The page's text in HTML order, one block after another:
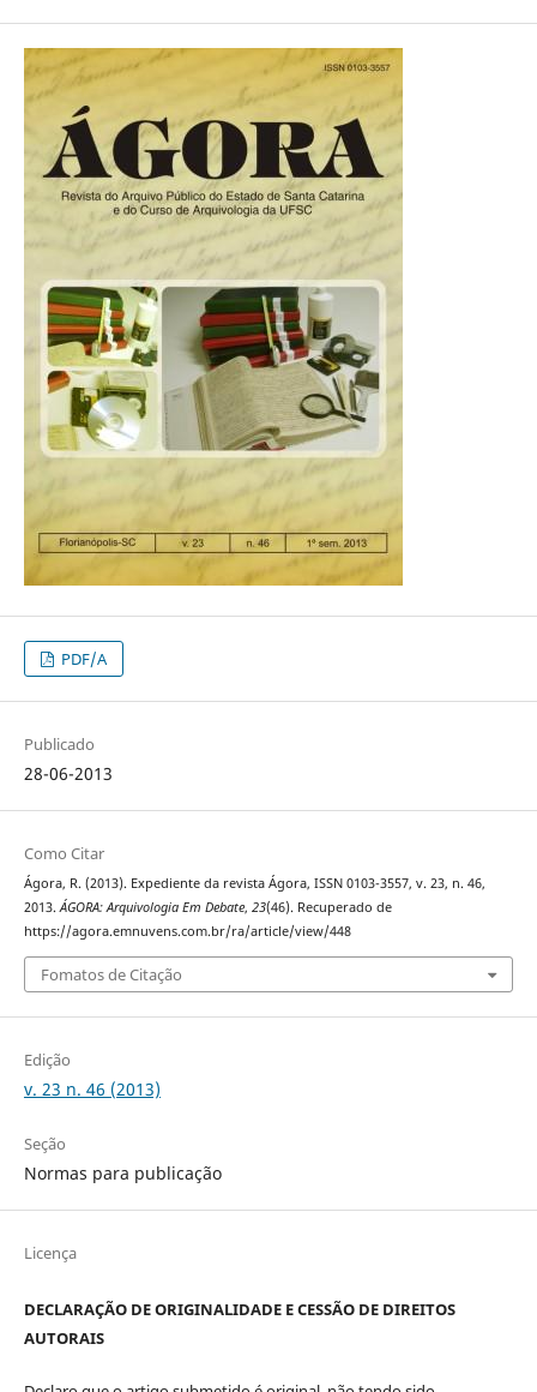
PDF/A
Publicado
28-06-2013
Como Citar
Ágora, R. (2013). Expediente da revista Ágora, ISSN 0103-3557, v. 23, n. 46,
2013.ÁGORA: Arquivologia Em Debate, 23(46). Recuperado de
https://agora.emnuvens.com.br/ra/article/view/448
Fomatos de Citação
Edição
v. 23 n. 46 (2013)
Seção
Normas para publicação
Licença
DECLARAÇÃO DE ORIGINALIDADE E CESSÃO DE DIREITOS
AUTORAIS